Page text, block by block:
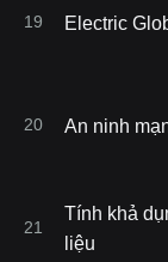
19 Electric
20 An ninh
21
Tính khả
liệu